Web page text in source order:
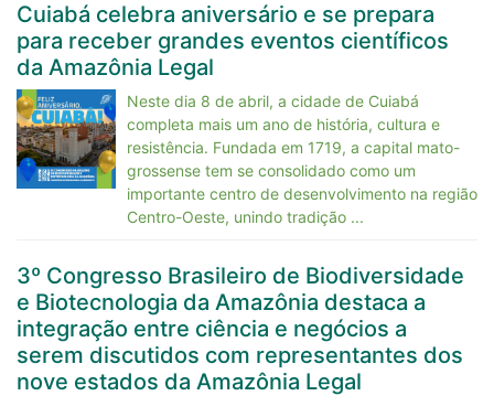
Cuiabá celebra aniversário e se prepara
para receber grandes eventos científicos
da Amazônia Legal
Neste dia 8 de abril, a cidade de Cuiabá
completa mais um ano de história, cultura e
resistência. Fundada em 1719, a capital mato-
grossense tem se consolidado como um
importante centro de desenvolvimento na região
Centro-Oeste, unindo tradição ...
3º Congresso Brasileiro de Biodiversidade
e Biotecnologia da Amazônia destaca a
integração entre ciência e negócios a
serem discutidos com representantes dos
nove estados da Amazônia Legal